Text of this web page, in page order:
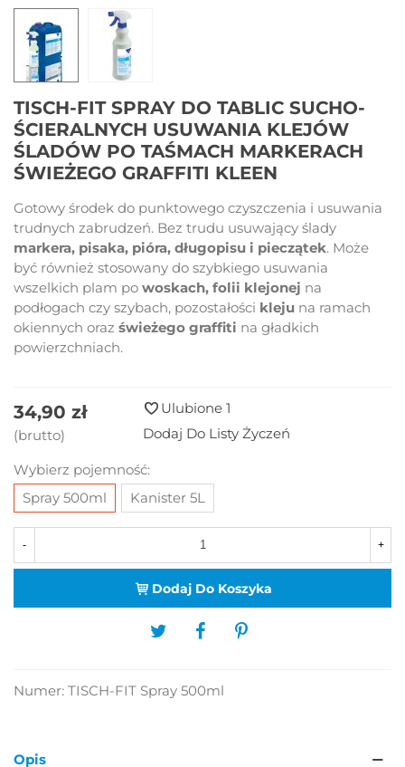
TISCH-FIT SPRAY DO TABLIC SUCHO-
ŚCIERALNYCH USUWANIA KLEJÓW
ŚLADÓW PO TAŚMACH MARKERACH
ŚWIEŻEGO GRAFFITI KLEEN
Gotowy środek do punktowego czyszczenia i usuwania
trudnych zabrudzeń. Bez trudu usuwający ślady
markera, pisaka, pióra, długopisu i pieczątek. Może
być również stosowany do szybkiego usuwania
wszelkich plam po woskach, folii klejonej na
podłogach czy szybach, pozostałości kleju na ramach
okiennych oraz świeżego graffiti na gładkich
powierzchniach.
34,90 zł
(brutto)
Ulubione 1
Dodaj Do Listy Życzeń
Wybierz pojemność:
Spray 500ml
Kanister 5L
- +
Dodaj Do Koszyka
Numer: TISCH-FIT Spray 500ml
Opis